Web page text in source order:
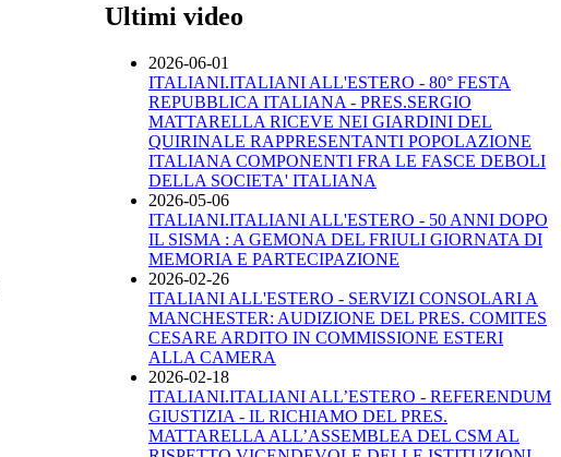
Ultimi video
2026-06-01
ITALIANI.ITALIANI ALL'ESTERO - 80° FESTA
REPUBBLICA ITALIANA - PRES.SERGIO
MATTARELLA RICEVE NEI GIARDINI DEL
QUIRINALE RAPPRESENTANTI POPOLAZIONE
ITALIANA COMPONENTI FRA LE FASCE DEBOLI
DELLA SOCIETA' ITALIANA
2026-05-06
ITALIANI.ITALIANI ALL'ESTERO - 50 ANNI DOPO
IL SISMA : A GEMONA DEL FRIULI GIORNATA DI
MEMORIA E PARTECIPAZIONE
2026-02-26
ITALIANI ALL'ESTERO - SERVIZI CONSOLARI A
MANCHESTER: AUDIZIONE DEL PRES. COMITES
CESARE ARDITO IN COMMISSIONE ESTERI
ALLA CAMERA
2026-02-18
ITALIANI.ITALIANI ALL’ESTERO - REFERENDUM
GIUSTIZIA - IL RICHIAMO DEL PRES.
MATTARELLA ALL’ASSEMBLEA DEL CSM AL